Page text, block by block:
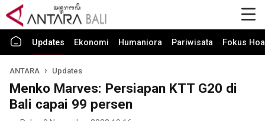
Updates Ekonomi Humaniora Pariwisata Fokus
ANTARA Updates
Menko Marves: Persiapan KTT G20 di
Bali capai 99 persen